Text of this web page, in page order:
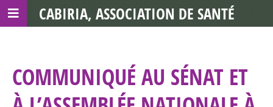
COMMUNIQUÉ AU SÉNAT ET
CABIRIA, ASSOCIATION DE SANTÉ